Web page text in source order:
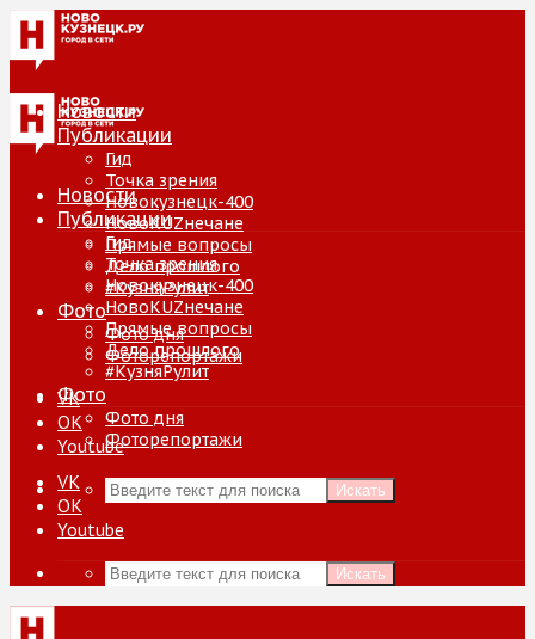
Новости
Публикации
Гид
Точка зрения
Новокузнецк-400
НовоKUZнечане
Прямые вопросы
Дело прошлого
#КузняРулит
Фото
Фото дня
Фоторепортажи
VK
ОК
Youtube
Искать
Новости
Публикации
Гид
Точка зрения
Новокузнецк-400
НовоKUZнечане
Прямые вопросы
Дело прошлого
#КузняРулит
Фото
Фото дня
Фоторепортажи
VK
ОК
Youtube
Искать